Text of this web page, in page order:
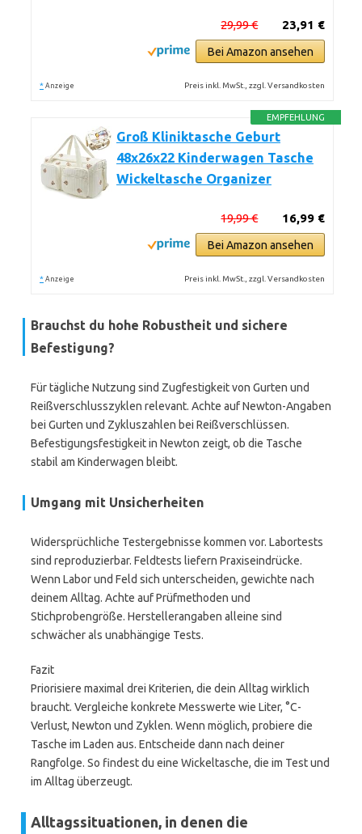
23,91 €
29,99 €
Bei Amazon ansehen
* Anzeige Preis inkl. MwSt., zzgl. Versandkosten
EMPFEHLUNG
Groß Kliniktasche Geburt
48x26x22 Kinderwagen Tasche
Wickeltasche Organizer
16,99 €
19,99 €
Bei Amazon ansehen
* Anzeige Preis inkl. MwSt., zzgl. Versandkosten
Brauchst du hohe Robustheit und sichere
Befestigung?
Für tägliche Nutzung sind Zugfestigkeit von Gurten und
Reißverschlusszyklen relevant. Achte auf Newton-Angaben
bei Gurten und Zykluszahlen bei Reißverschlüssen.
Befestigungsfestigkeit in Newton zeigt, ob die Tasche
stabil am Kinderwagen bleibt.
Umgang mit Unsicherheiten
Widersprüchliche Testergebnisse kommen vor. Labortests
sind reproduzierbar. Feldtests liefern Praxiseindrücke.
Wenn Labor und Feld sich unterscheiden, gewichte nach
deinem Alltag. Achte auf Prüfmethoden und
Stichprobengröße. Herstellerangaben alleine sind
schwächer als unabhängige Tests.
Fazit
Priorisiere maximal drei Kriterien, die dein Alltag wirklich
braucht. Vergleiche konkrete Messwerte wie Liter, °C-
Verlust, Newton und Zyklen. Wenn möglich, probiere die
Tasche im Laden aus. Entscheide dann nach deiner
Rangfolge. So findest du eine Wickeltasche, die im Test und
im Alltag überzeugt.
Alltagssituationen, in denen die